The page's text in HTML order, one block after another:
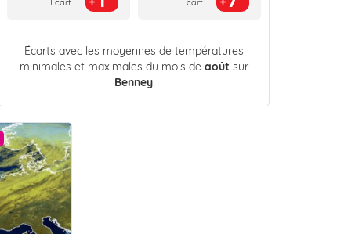
Écarts avec les moyennes de températures
minimales et maximales du mois de août sur
Benney